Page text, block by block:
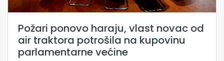
Požari ponovo haraju, vlast novac od
air traktora potrošila na kupovinu
parlamentarne većine